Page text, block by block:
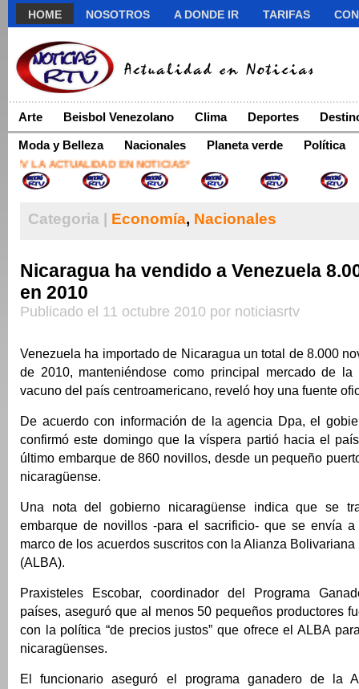
HOME NOSOTROS A DONDE IR TARIFAS
Arte Beisbol Venezolano Clima Deportes
Moda y Belleza Nacionales Planeta verde Política
LA ACTUALIDAD EN NOTICIAS*
Categoria | Economía, Nacionales
Nicaragua ha vendido a Venezuela
en 2010
Publicado el 11 octubre 2010 por noticiasrtv
Venezuela ha importado de Nicaragua un total de 8.000
de 2010, manteniéndose como principal mercado de la
vacuno del país centroamericano, reveló hoy una fuente
De acuerdo con información de la agencia Dpa, el
confirmó este domingo que la víspera partió hacia el
último embarque de 860 novillos, desde un pequeño
nicaragüense.
Una nota del gobierno nicaragüense indica que se
embarque de novillos -para el sacrificio- que se envía
marco de los acuerdos suscritos con la Alianza
(ALBA).
Praxisteles Escobar, coordinador del Programa
países, aseguró que al menos 50 pequeños productores
con la política “de precios justos” que ofrece el ALBA
nicaragüenses.
El funcionario aseguró el programa ganadero de la